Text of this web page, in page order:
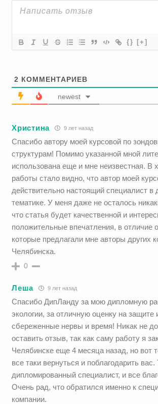
{} [+]
2 КОММЕНТАРИЕВ
newest
Христина 9 лет назад
Спасибо автору моей курсовой по
структурам! Помимо указанной мной
использована еще и мне неизвестная. В
работы стало видно, что автор моей
действительно настоящий специалист в
тематике. У меня даже не осталось
что статья будет качественной и
положительные впечатления, в отличие
которые предлагали мне авторы других
Челябинска.
0
Леша 9 лет назад
Спасибо ДипЛанду за мою дипломную
экологии, за отличную оценку на защите
сбереженные нервы и время! Никак не
оставить отзыв, так как саму работу я
Челябинске еще 4 месяца назад, но вот
все таки вернуться и поблагодарить
дипломированный специалист, и все
Очень рад, что обратился именно к
компании.